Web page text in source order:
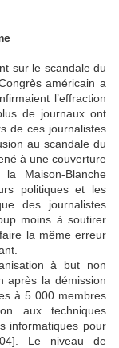
sur le scandale du
américain a
l’effraction
de journaux ont
de ces journalistes
au scandale du
à une couverture
Maison-Blanche
politiques et les
des journalistes
moins à soutirer
la même erreur
à but non
après la démission
à 5 000 membres
aux techniques
informatiques pour
Le niveau de